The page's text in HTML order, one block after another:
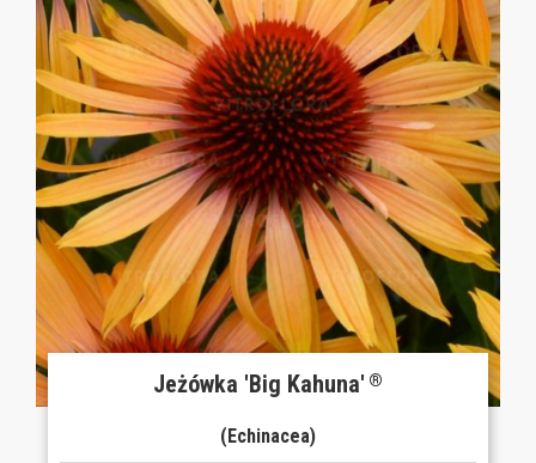
Jeżówka 'Big Kahuna' ®
(Echinacea)